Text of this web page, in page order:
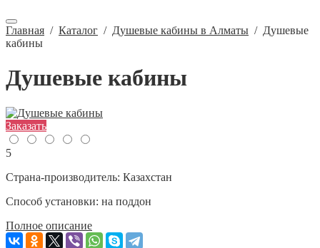
Главная / Каталог / Душевые кабины в Алматы / Душевые
кабины
Душевые кабины
Заказать
5
Страна-производитель: Казахстан
Способ установки: на поддон
Полное описание